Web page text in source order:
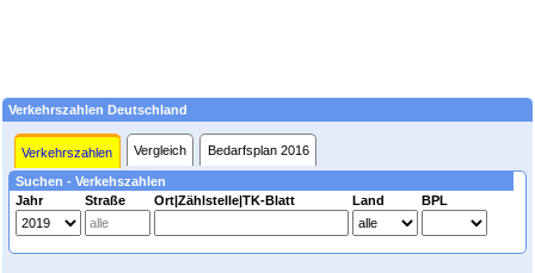
Verkehrszahlen Deutschland
Verkehrszahlen Vergleich Bedarfsplan 2016
Suchen - Verkehszahlen
Jahr
Straße Ort|Zählstelle|TK-Blatt Land BPL